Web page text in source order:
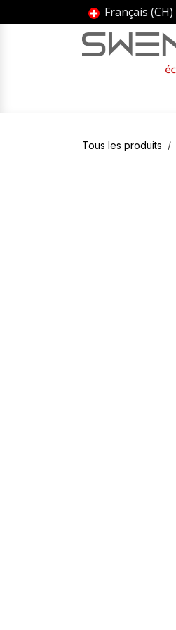
Se rendre au contenu
Français (CH)
Tous les produits